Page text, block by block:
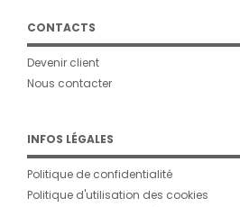
CONTACTS
Devenir client
Nous contacter
INFOS LÉGALES
Politique de confidentialité
Politique d'utilisation des cookies